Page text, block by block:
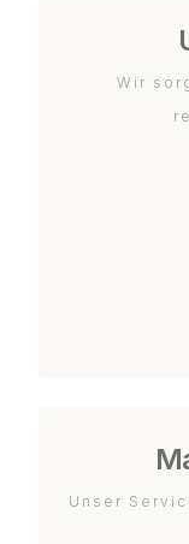
Wir
Unser